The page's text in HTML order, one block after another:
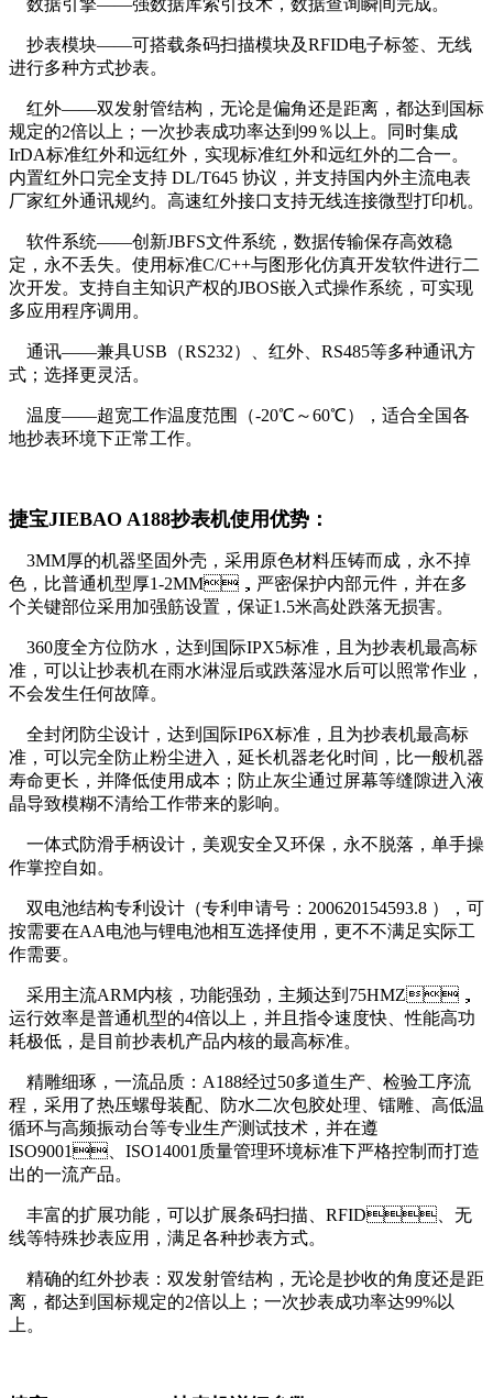
数据引擎——强数据库索引技术，数据查询瞬间完成。
抄表模块——可搭载条码扫描模块及RFID电子标签、无线
进行多种方式抄表。
红外——双发射管结构，无论是偏角还是距离，都达到国标
规定的2倍以上；一次抄表成功率达到99％以上。同时集成
IrDA标准红外和远红外，实现标准红外和远红外的二合一。
内置红外口完全支持 DL/T645 协议，并支持国内外主流电表
厂家红外通讯规约。高速红外接口支持无线连接微型打印机。
软件系统——创新JBFS文件系统，数据传输保存高效稳
定，永不丢失。使用标准C/C++与图形化仿真开发软件进行二
次开发。支持自主知识产权的JBOS嵌入式操作系统，可实现
多应用程序调用。
通讯——兼具USB（RS232）、红外、RS485等多种通讯方
式；选择更灵活。
温度——超宽工作温度范围（-20℃～60℃），适合全国各
地抄表环境下正常工作。
捷宝JIEBAO A188抄表机使用优势：
3MM厚的机器坚固外壳，采用原色材料压铸而成，永不掉
色，比普通机型厚1-2MM，严密保护内部元件，并在多
个关键部位采用加强筋设置，保证1.5米高处跌落无损害。
360度全方位防水，达到国际IPX5标准，且为抄表机最高标
准，可以让抄表机在雨水淋湿后或跌落湿水后可以照常作业，
不会发生任何故障。
全封闭防尘设计，达到国际IP6X标准，且为抄表机最高标
准，可以完全防止粉尘进入，延长机器老化时间，比一般机器
寿命更长，并降低使用成本；防止灰尘通过屏幕等缝隙进入液
晶导致模糊不清给工作带来的影响。
一体式防滑手柄设计，美观安全又环保，永不脱落，单手操
作掌控自如。
双电池结构专利设计（专利申请号：200620154593.8 ），可
按需要在AA电池与锂电池相互选择使用，更不不满足实际工
作需要。
采用主流ARM内核，功能强劲，主频达到75HMZ，
运行效率是普通机型的4倍以上，并且指令速度快、性能高功
耗极低，是目前抄表机产品内核的最高标准。
精雕细琢，一流品质：A188经过50多道生产、检验工序流
程，采用了热压螺母装配、防水二次包胶处理、镭雕、高低温
循环与高频振动台等专业生产测试技术，并在遵
ISO9001、ISO14001质量管理环境标准下严格控制而打造
出的一流产品。
丰富的扩展功能，可以扩展条码扫描、RFID、无
线等特殊抄表应用，满足各种抄表方式。
精确的红外抄表：双发射管结构，无论是抄收的角度还是距
离，都达到国标规定的2倍以上；一次抄表成功率达99%以
上。